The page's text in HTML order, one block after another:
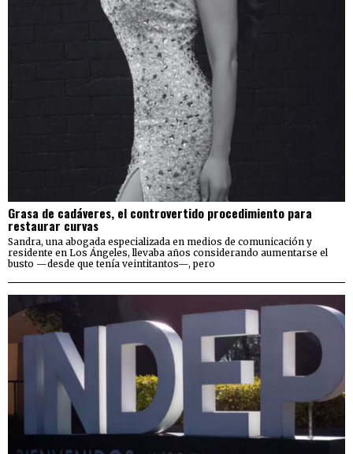
Grasa de cadáveres, el controvertido procedimiento para
restaurar curvas
Sandra, una abogada especializada en medios de comunicación y
residente en Los Ángeles, llevaba años considerando aumentarse el
busto —desde que tenía veintitantos—, pero